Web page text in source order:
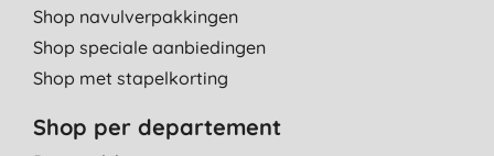
Shop navulverpakkingen
Shop speciale aanbiedingen
Shop met stapelkorting
Shop per departement